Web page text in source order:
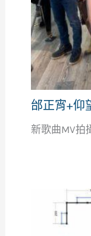
邰正宵+仰
新歌曲MV拍